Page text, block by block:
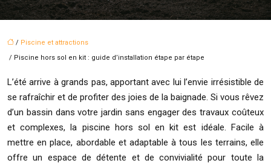
/ Piscine et attractions
/ Piscine hors sol en kit : guide d’installation étape par étape
L’été arrive à grands pas, apportant avec lui l’envie irrésistible de
se rafraîchir et de profiter des joies de la baignade. Si vous rêvez
d’un bassin dans votre jardin sans engager des travaux coûteux
et complexes, la piscine hors sol en kit est idéale. Facile à
mettre en place, abordable et adaptable à tous les terrains, elle
offre un espace de détente et de convivialité pour toute la